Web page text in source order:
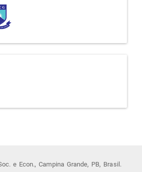
e Econ., Campina Grande, PB, Brasil.